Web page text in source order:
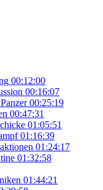
00:12:00
00:16:07
00:25:19
00:47:31
01:05:51
01:16:39
01:24:17
01:32:58
01:44:21